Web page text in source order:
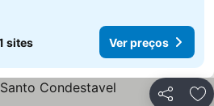
sites Ver preços
Partilhar